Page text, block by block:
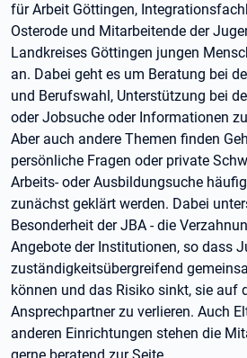
für Arbeit Göttingen,
Osterode und Mitarbeitende der
Landkreises Göttingen jungen
an. Dabei geht es um Beratung bei
und Berufswahl, Unterstützung bei
oder Jobsuche oder Informationen
Aber auch andere Themen finden
persönliche Fragen oder private
Arbeits- oder Ausbildungsuche
zunächst geklärt werden. Dabei
Besonderheit der JBA - die
Angebote der Institutionen, so dass
zuständigkeitsübergreifend
können und das Risiko sinkt, sie auf
Ansprechpartner zu verlieren. Auch
anderen Einrichtungen stehen die